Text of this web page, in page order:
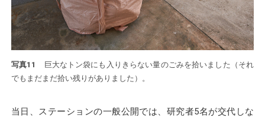
写真11
巨大なトン袋にも入りきらない量のごみを拾いました（それ
でもまだまだ拾い残りがありました）。
当日、ステーションの一般公開では、研究者5名が交代しな